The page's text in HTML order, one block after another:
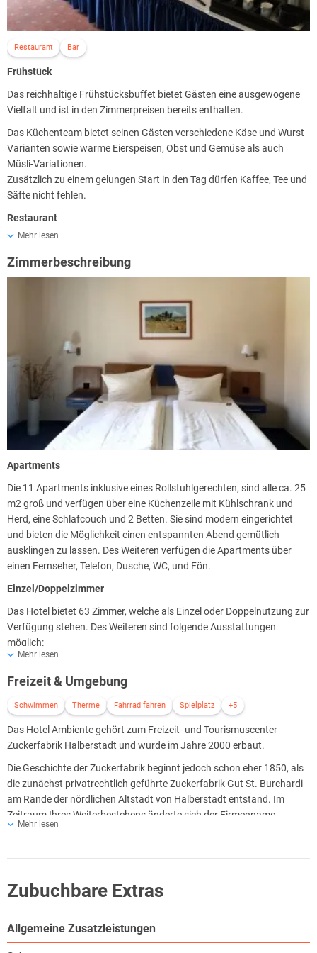
Restaurant Bar
Frühstück
Das reichhaltige Frühstücksbuffet bietet Gästen eine ausgewogene
Vielfalt und ist in den Zimmerpreisen bereits enthalten.
Das Küchenteam bietet seinen Gästen verschiedene Käse und Wurst
Varianten sowie warme Eierspeisen, Obst und Gemüse als auch
Müsli-Variationen.
Zusätzlich zu einem gelungen Start in den Tag dürfen Kaffee, Tee und
Säfte nicht fehlen.
Restaurant
Im Restaurant Casablanca erwartet Sie moderne internationale
Küche mit frischen, saisonalen Produkten. Ob zum Bruch, Buffet,
Kaffee und Kuchen oder zum Abendessen - das Team freut sich
Mehr lesen
Zimmerbeschreibung
Apartments
Die 11 Apartments inklusive eines Rollstuhlgerechten, sind alle ca. 25
m2 groß und verfügen über eine Küchenzeile mit Kühlschrank und
Herd, eine Schlafcouch und 2 Betten. Sie sind modern eingerichtet
und bieten die Möglichkeit einen entspannten Abend gemütlich
ausklingen zu lassen. Des Weiteren verfügen die Apartments über
einen Fernseher, Telefon, Dusche, WC, und Fön.
Einzel/Doppelzimmer
Das Hotel bietet 63 Zimmer, welche als Einzel oder Doppelnutzung zur
Verfügung stehen. Des Weiteren sind folgende Ausstattungen
möglich:
Standard Class
Alle Zimmer sind modern eingerichtet verfügen über einen Fernseher,
Telefon, Dusche, WC, und Fön.
Mehr lesen
Freizeit & Umgebung
Schwimmen Therme Fahrrad fahren Spielplatz +5
Das Hotel Ambiente gehört zum Freizeit- und Tourismuscenter
Zuckerfabrik Halberstadt und wurde im Jahre 2000 erbaut.
Die Geschichte der Zuckerfabrik beginnt jedoch schon eher 1850, als
die zunächst privatrechtlich geführte Zuckerfabrik Gut St. Burchardi
am Rande der nördlichen Altstadt von Halberstadt entstand. Im
Zeitraum Ihres Weiterbestehens änderte sich der Firmenname
mehrfach und firmierte sich in der Zuckerfabrik Ferdinand Heine OHG
Erweiterungsbauten.
Zudem wurde in damals bestmögliche, technische Ausrüstung
Die Fabrik ist nach 1945 bis zu Ihrer Stilllegung in den 70er Jahren
Mehr lesen
Zubuchbare Extras
Allgemeine Zusatzleistungen